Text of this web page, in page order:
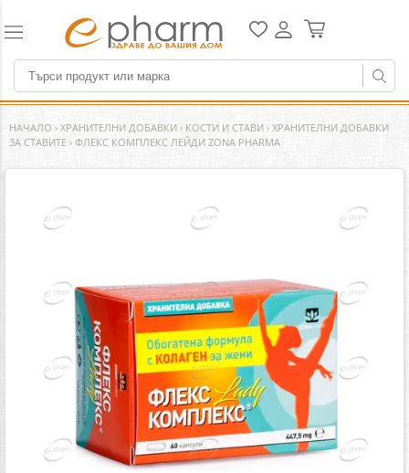
НАЧАЛО › ХРАНИТЕЛНИ ДОБАВКИ › КОСТИ И СТАВИ › ХРАНИТЕЛНИ ДОБАВКИ
ЗА СТАВИТЕ › ФЛЕКС КОМПЛЕКС ЛЕЙДИ ZONA PHARMA